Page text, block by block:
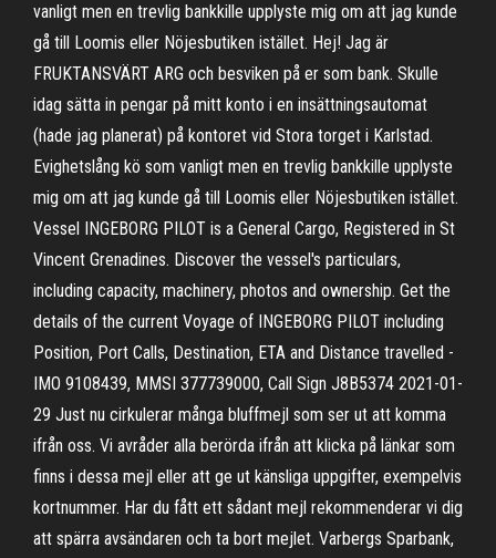
vanligt men en trevlig bankkille upplyste mig om att jag kunde
gå till Loomis eller Nöjesbutiken istället. Hej! Jag är
FRUKTANSVÄRT ARG och besviken på er som bank. Skulle
idag sätta in pengar på mitt konto i en insättningsautomat
(hade jag planerat) på kontoret vid Stora torget i Karlstad.
Evighetslång kö som vanligt men en trevlig bankkille upplyste
mig om att jag kunde gå till Loomis eller Nöjesbutiken istället.
Vessel INGEBORG PILOT is a General Cargo, Registered in St
Vincent Grenadines. Discover the vessel's particulars,
including capacity, machinery, photos and ownership. Get the
details of the current Voyage of INGEBORG PILOT including
Position, Port Calls, Destination, ETA and Distance travelled -
IMO 9108439, MMSI 377739000, Call Sign J8B5374 2021-01-
29 Just nu cirkulerar många bluffmejl som ser ut att komma
ifrån oss. Vi avråder alla berörda ifrån att klicka på länkar som
finns i dessa mejl eller att ge ut känsliga uppgifter, exempelvis
kortnummer. Har du fått ett sådant mejl rekommenderar vi dig
att spärra avsändaren och ta bort mejlet. Varbergs Sparbank,